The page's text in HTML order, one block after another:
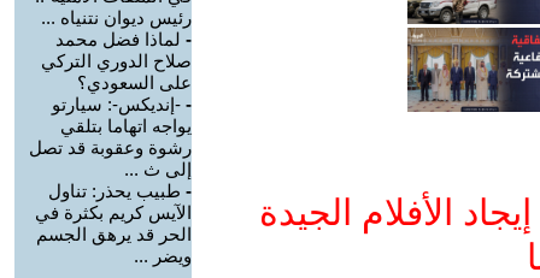
الأفلام الجيدة
رئيس ديوان نتنياه ...
- لماذا فضل محمد
صلاح الدوري التركي
على السعودي؟
- -إنديكس-: سيارتو
يواجه اتهاما بتلقي
رشوة وعقوبة قد تصل
إلى ث ...
- طبيب يحذر: تناول
الآيس كريم بكثرة في
الحر قد يرهق الجسم
ويضر ...